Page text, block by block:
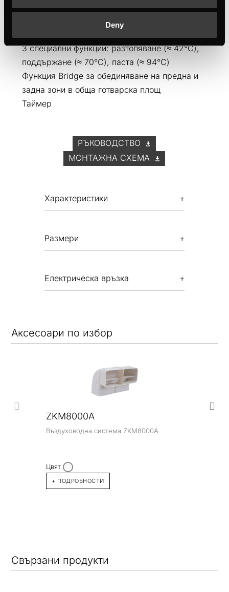
Deny
СЕРИЯ К.8
Сензорно управление „glideControl+“ за 15
3 специални функции: разтопяване (≈ 42°C),
поддържане (≈ 70°C), паста (≈ 94°C)
Функция Bridgе за обединяване на предна и
задна зони в обща готварска площ
Таймер
РЪКОВОДСТВО
МОНТАЖНА СХЕМА
Xарактеристики
Размери
Електрическа връзка
Aксесоари по избор
ZKM8000A
Въздуховодна система ZKM8000A
Цвят
+ ПОДРОБНОСТИ
Свързани продукти